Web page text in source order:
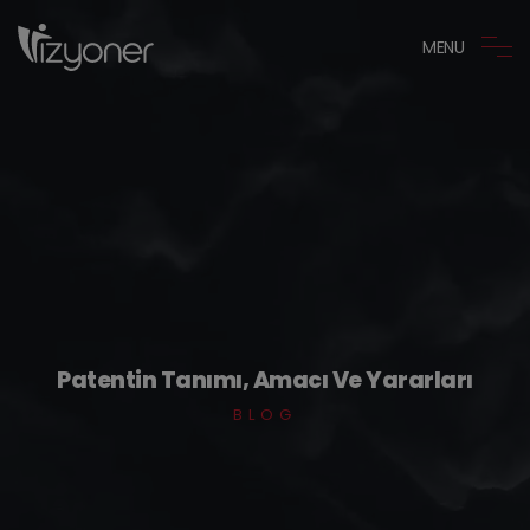
MENU
Patentin Tanımı, Amacı Ve Yararları
BLOG